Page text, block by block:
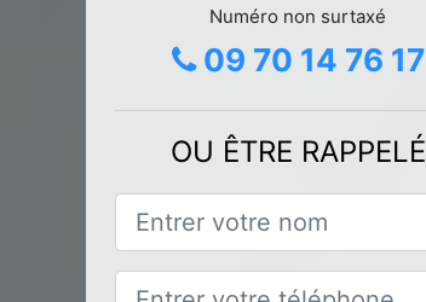
Numéro non surtaxé
09 70 14 76 17
OU ÊTRE RAPPELÉ